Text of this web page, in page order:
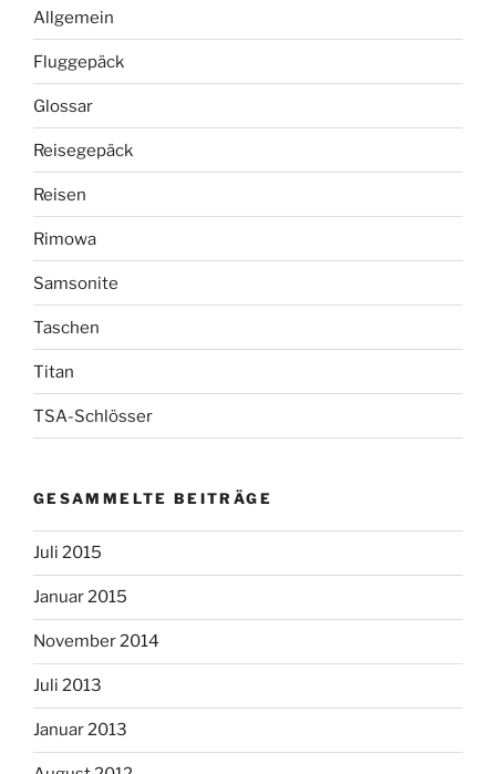
Allgemein
Fluggepäck
Glossar
Reisegepäck
Reisen
Rimowa
Samsonite
Taschen
Titan
TSA-Schlösser
GESAMMELTE BEITRÄGE
Juli 2015
Januar 2015
November 2014
Juli 2013
Januar 2013